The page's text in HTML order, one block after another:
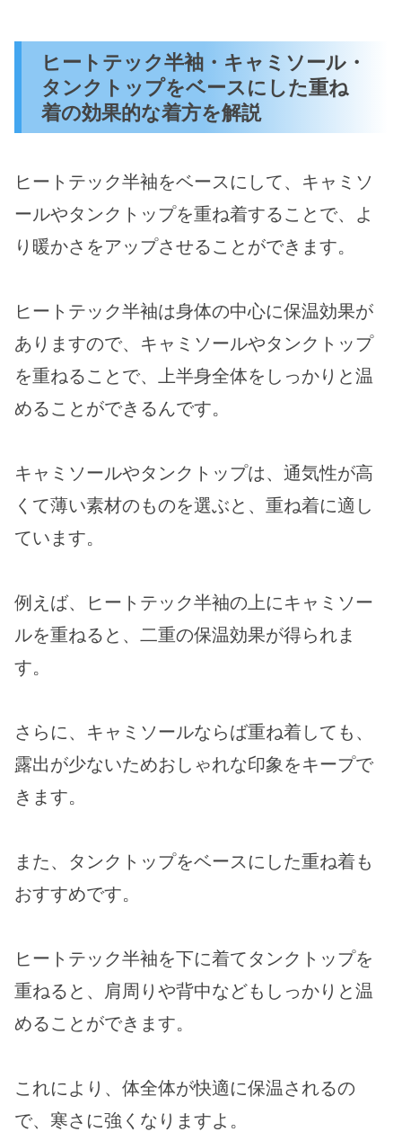
ヒートテック半袖・キャミソール・
タンクトップをベースにした重ね
着の効果的な着方を解説
ヒートテック半袖をベースにして、キャミソ
ールやタンクトップを重ね着することで、よ
り暖かさをアップさせることができます。
ヒートテック半袖は身体の中心に保温効果が
ありますので、キャミソールやタンクトップ
を重ねることで、上半身全体をしっかりと温
めることができるんです。
キャミソールやタンクトップは、通気性が高
くて薄い素材のものを選ぶと、重ね着に適し
ています。
例えば、ヒートテック半袖の上にキャミソー
ルを重ねると、二重の保温効果が得られま
す。
さらに、キャミソールならば重ね着しても、
露出が少ないためおしゃれな印象をキープで
きます。
また、タンクトップをベースにした重ね着も
おすすめです。
ヒートテック半袖を下に着てタンクトップを
重ねると、肩周りや背中などもしっかりと温
めることができます。
これにより、体全体が快適に保温されるの
で、寒さに強くなりますよ。